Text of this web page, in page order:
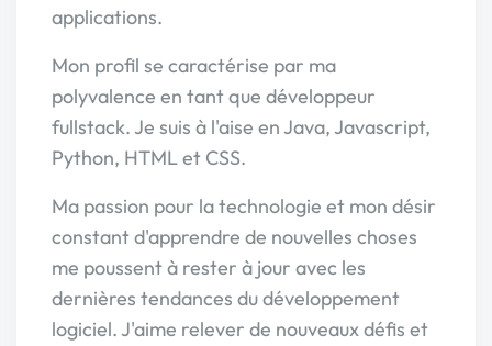
applications.
Mon profil se caractérise par ma
polyvalence en tant que développeur
fullstack. Je suis à l'aise en Java, Javascript,
Python, HTML et CSS.
Ma passion pour la technologie et mon désir
constant d'apprendre de nouvelles choses
me poussent à rester à jour avec les
dernières tendances du développement
logiciel. J'aime relever de nouveaux défis et